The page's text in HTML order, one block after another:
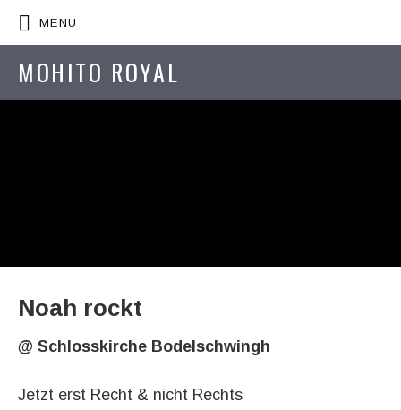
MENU
MOHITO ROYAL
Noah rockt
@ Schlosskirche Bodelschwingh
Jetzt erst Recht & nicht Rechts